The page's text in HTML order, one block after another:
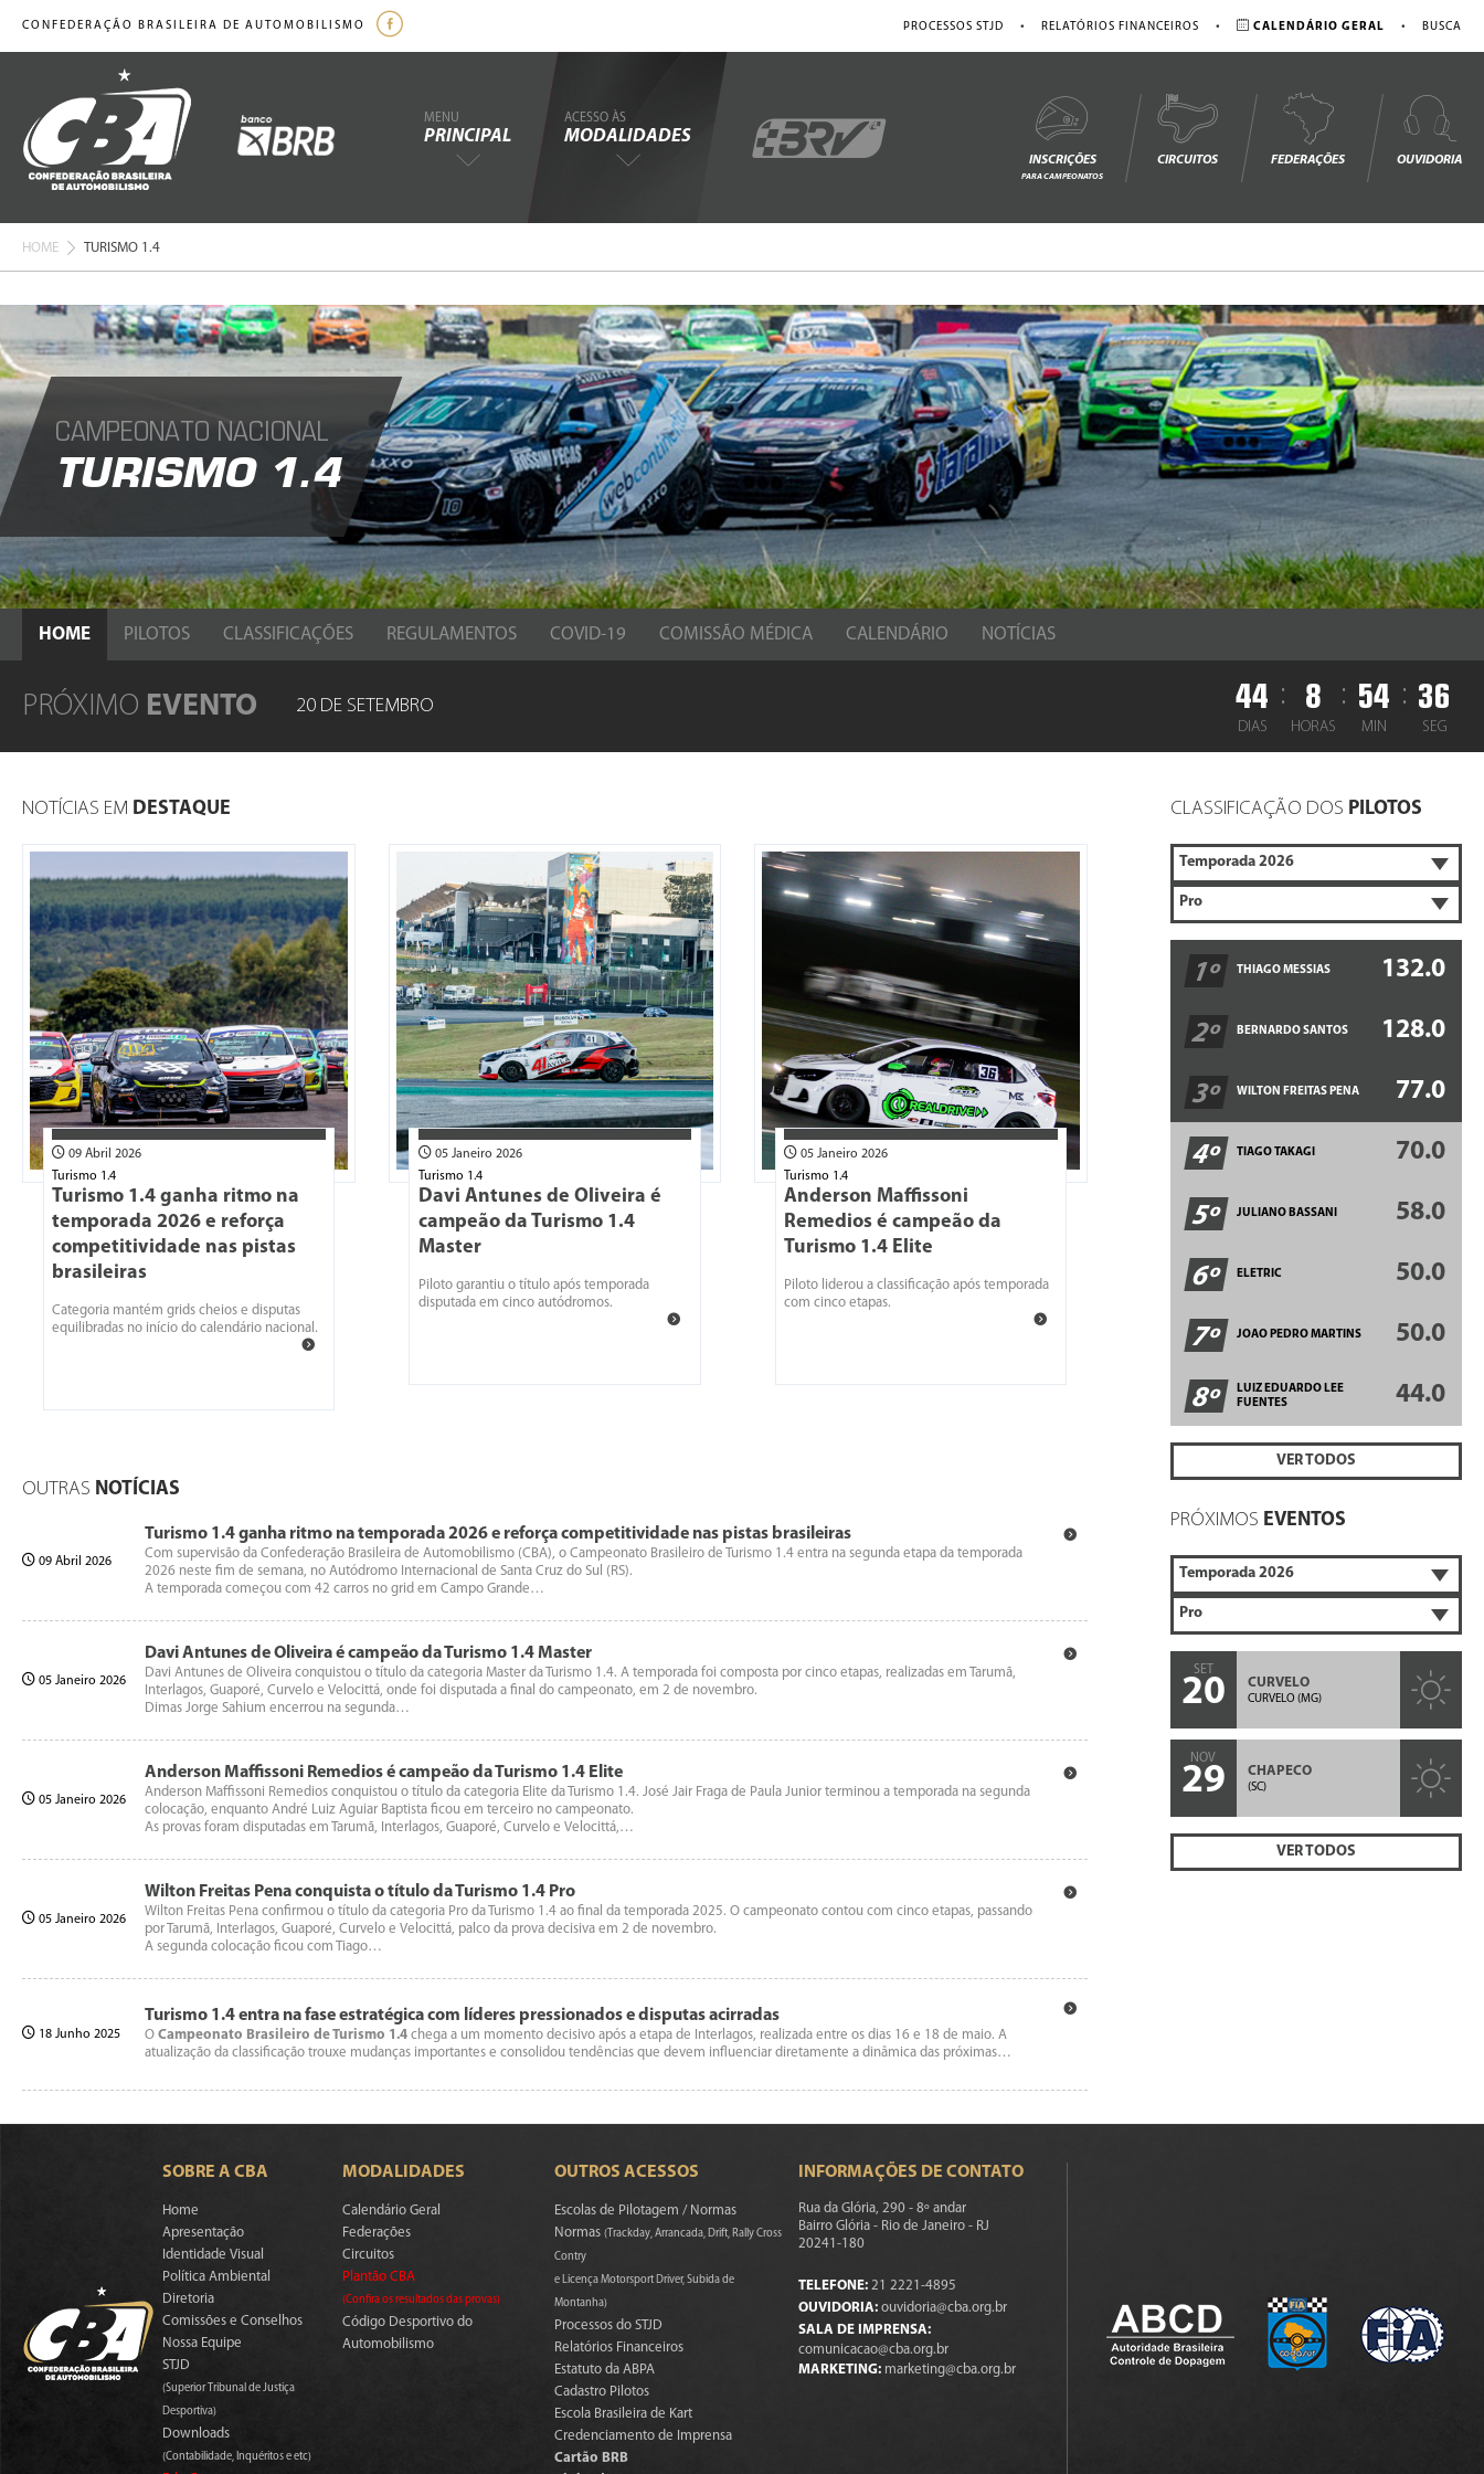
CONFEDERAÇÃO BRASILEIRA DE AUTOMOBILISMO PROCESSOS STJD • RELATÓRIOS FINANCEIROS • CALENDÁRIO GERAL • BUSCA
MENU
PRINCIPAL
ACESSO ÀS
MODALIDADES
INSCRIÇÕES
PARA CAMPEONATOS
CIRCUITOS FEDERAÇÕES OUVIDORIA
HOME TURISMO 1.4
CAMPEONATO NACIONAL
TURISMO 1.4
HOME PILOTOS CLASSIFICAÇÕES REGULAMENTOS COVID-19 COMISSÃO MÉDICA CALENDÁRIO NOTÍCIAS
PRÓXIMO EVENTO 20 DE SETEMBRO 44
DIAS
: 8
HORAS
: 54
MIN
: 35
SEG
NOTÍCIAS EM DESTAQUE
09 Abril 2026
Turismo 1.4
Turismo 1.4 ganha ritmo na
temporada 2026 e reforça
competitividade nas pistas
brasileiras
Categoria mantém grids cheios e disputas
equilibradas no início do calendário nacional.
05 Janeiro 2026
Turismo 1.4
Davi Antunes de Oliveira é
campeão da Turismo 1.4
Master
Piloto garantiu o título após temporada
disputada em cinco autódromos.
05 Janeiro 2026
Turismo 1.4
Anderson Maffissoni
Remedios é campeão da
Turismo 1.4 Elite
Piloto liderou a classificação após temporada
com cinco etapas.
OUTRAS NOTÍCIAS
09 Abril 2026
Turismo 1.4 ganha ritmo na temporada 2026 e reforça competitividade nas pistas brasileiras
Com supervisão da Confederação Brasileira de Automobilismo (CBA), o Campeonato Brasileiro de Turismo 1.4 entra na segunda etapa da temporada
2026 neste fim de semana, no Autódromo Internacional de Santa Cruz do Sul (RS).
A temporada começou com 42 carros no grid em Campo Grande…
05 Janeiro 2026
Davi Antunes de Oliveira é campeão da Turismo 1.4 Master
Davi Antunes de Oliveira conquistou o título da categoria Master da Turismo 1.4. A temporada foi composta por cinco etapas, realizadas em Tarumã,
Interlagos, Guaporé, Curvelo e Velocittá, onde foi disputada a final do campeonato, em 2 de novembro.
Dimas Jorge Sahium encerrou na segunda…
05 Janeiro 2026
Anderson Maffissoni Remedios é campeão da Turismo 1.4 Elite
Anderson Maffissoni Remedios conquistou o título da categoria Elite da Turismo 1.4. José Jair Fraga de Paula Junior terminou a temporada na segunda
colocação, enquanto André Luiz Aguiar Baptista ficou em terceiro no campeonato.
As provas foram disputadas em Tarumã, Interlagos, Guaporé, Curvelo e Velocittá,…
05 Janeiro 2026
Wilton Freitas Pena conquista o título da Turismo 1.4 Pro
Wilton Freitas Pena confirmou o título da categoria Pro da Turismo 1.4 ao final da temporada 2025. O campeonato contou com cinco etapas, passando
por Tarumã, Interlagos, Guaporé, Curvelo e Velocittá, palco da prova decisiva em 2 de novembro.
A segunda colocação ficou com Tiago…
18 Junho 2025
Turismo 1.4 entra na fase estratégica com líderes pressionados e disputas acirradas
OCampeonato Brasileiro de Turismo 1.4 chega a um momento decisivo após a etapa de Interlagos, realizada entre os dias 16 e 18 de maio. A
atualização da classificação trouxe mudanças importantes e consolidou tendências que devem influenciar diretamente a dinâmica das próximas…
CLASSIFICAÇÃO DOS PILOTOS
1º THIAGO MESSIAS 132.0
2º BERNARDO SANTOS 128.0
3º WILTON FREITAS PENA 77.0
4º TIAGO TAKAGI 70.0
5º JULIANO BASSANI 58.0
6º ELETRIC 50.0
7º JOAO PEDRO MARTINS 50.0
8º
LUIZ EDUARDO LEE
FUENTES
44.0
VER TODOS
PRÓXIMOS EVENTOS
SET
20 CURVELO
CURVELO (MG)
NOV
29 CHAPECO
(SC)
VER TODOS
SOBRE A CBA
Home
Apresentação
Identidade Visual
Política Ambiental
Diretoria
Comissões e Conselhos
Nossa Equipe
STJD
(Superior Tribunal de Justiça
Desportiva)
Downloads
(Contabilidade, Inquéritos e etc)
MODALIDADES
Calendário Geral
Federações
Circuitos
Plantão CBA
(Confira os resultados das provas)
Código Desportivo do
Automobilismo
OUTROS ACESSOS
Escolas de Pilotagem / Normas
Normas(Trackday, Arrancada, Drift, Rally Cross
Contry
e Licença Motorsport Driver, Subida de
Montanha)
Processos do STJD
Relatórios Financeiros
Estatuto da ABPA
Cadastro Pilotos
Escola Brasileira de Kart
Credenciamento de Imprensa
Cartão BRB
INFORMAÇÕES DE CONTATO
Rua da Glória, 290 - 8º andar
Bairro Glória - Rio de Janeiro - RJ
20241-180
TELEFONE: 21 2221-4895
OUVIDORIA: ouvidoria@cba.org.br
SALA DE IMPRENSA:
comunicacao@cba.org.br
MARKETING: marketing@cba.org.br